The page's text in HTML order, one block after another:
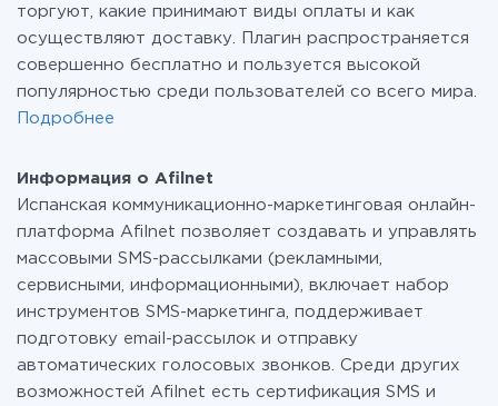
торгуют, какие принимают виды оплаты и как
осуществляют доставку. Плагин распространяется
совершенно бесплатно и пользуется высокой
популярностью среди пользователей со всего мира.
Подробнее
Информация о Afilnet
Испанская коммуникационно-маркетинговая онлайн-
платформа Afilnet позволяет создавать и управлять
массовыми SMS-рассылками (рекламными,
сервисными, информационными), включает набор
инструментов SMS-маркетинга, поддерживает
подготовку email-рассылок и отправку
автоматических голосовых звонков. Среди других
возможностей Afilnet есть сертификация SMS и